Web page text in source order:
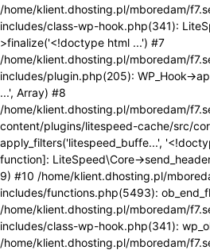
/home/klient.dhosting.pl/mboredam/
includes/class-wp-hook.php(341):
>finalize('<!doctype html ...') #7
/home/klient.dhosting.pl/mboredam/
includes/plugin.php(205): WP_Hook-
...', Array) #8
/home/klient.dhosting.pl/mboredam/
content/plugins/litespeed-cache/src/
apply_filters('litespeed_buffe...',
function]: LiteSpeed\Core-
9) #10 /home/klient.dhosting.pl/
includes/functions.php(5493):
/home/klient.dhosting.pl/mboredam/
includes/class-wp-hook.php(341):
/home/klient.dhosting.pl/mboredam/